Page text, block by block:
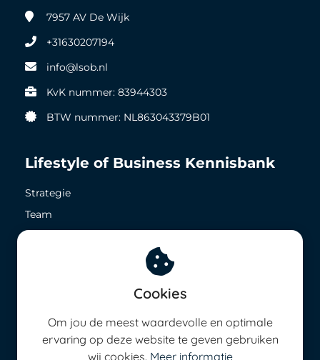
7957 AV De Wijk
+31630207194
info@lsob.nl
KvK nummer: 83944303
BTW nummer: NL863043379B01
Lifestyle of Business Kennisbank
Strategie
Team
Energie management
Cookies
Om jou de meest waardevolle en optimale
ervaring op deze website te geven gebruiken
wij cookies. Meer informatie